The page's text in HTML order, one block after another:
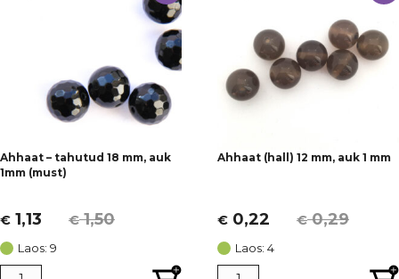
Ahhaat – tahutud 18 mm, auk
1mm (must)
€1,50
Algne
hind
oli:
€ 1,13
Current
price
is:
Laos: 9
Ahhaat (hall) 12 mm, auk 1 mm
€0,29
Algne
hind
oli:
€ 0,22
Current
price
is:
Laos: 4